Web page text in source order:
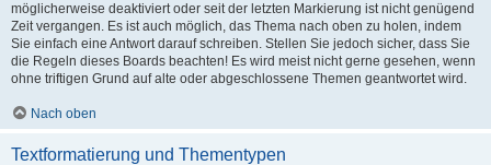
möglicherweise deaktiviert oder seit der letzten Markierung ist nicht genügend
Zeit vergangen. Es ist auch möglich, das Thema nach oben zu holen, indem
Sie einfach eine Antwort darauf schreiben. Stellen Sie jedoch sicher, dass Sie
die Regeln dieses Boards beachten! Es wird meist nicht gerne gesehen, wenn
ohne triftigen Grund auf alte oder abgeschlossene Themen geantwortet wird.
Nach oben
Textformatierung und Thementypen